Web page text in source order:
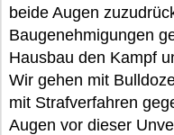
beide Augen
Baugenehmigungen
Hausbau den Kampf
Wir gehen mit
mit Strafverfahren
Augen vor dieser